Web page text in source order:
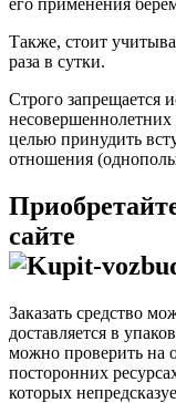
его применения
Также, стоит
раза в сутки.
Строго запрещается
несовершеннолетних
целью принудить
отношения
сайте
Заказать средство
доставляется в
можно проверить на
посторонних
которых